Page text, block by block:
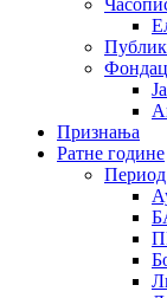
Признања
Ратне године
Период